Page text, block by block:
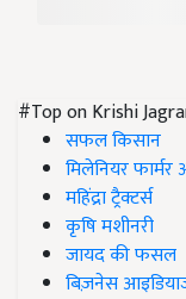
#Top on Krishi
सफल किसान
मिलेनियर फार्मर
महिंद्रा ट्रैक्टर्स
कृषि मशीनरी
जायद की फसल
बिज़नेस